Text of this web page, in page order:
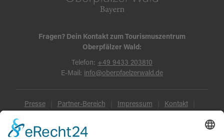
Fragen? Dein Kontakt zum Tourismuszentrum
Oberpfälzer Wald:
Telefon: +49 9433 203810
E-Mail: info@oberpfaelzerwald.de
Presse Partner-Bereich Impressum Kontakt
Datenschutz